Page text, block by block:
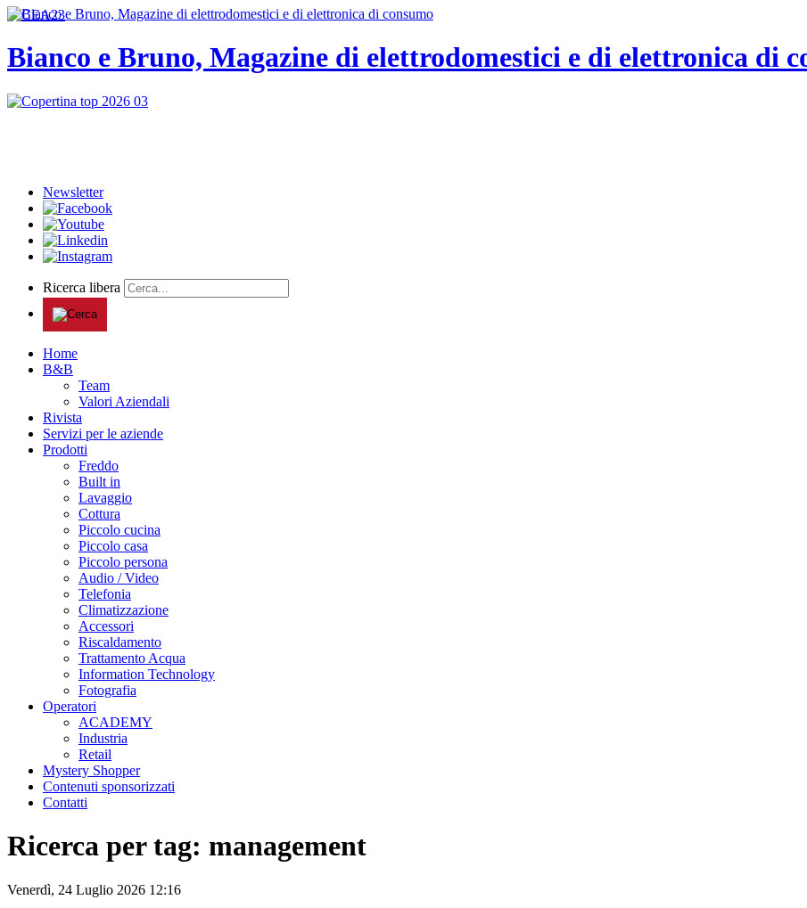
Bianco e Bruno, Magazine di elettrodomestici e di elettronica di
Newsletter
Ricerca libera
Home
B&B
Team
Valori Aziendali
Rivista
Servizi per le aziende
Prodotti
Freddo
Built in
Lavaggio
Cottura
Piccolo cucina
Piccolo casa
Piccolo persona
Audio / Video
Telefonia
Climatizzazione
Accessori
Riscaldamento
Trattamento Acqua
Information Technology
Fotografia
Operatori
ACADEMY
Industria
Retail
Mystery Shopper
Contenuti sponsorizzati
Contatti
Ricerca per tag: management
Venerdì, 24 Luglio 2026 12:16